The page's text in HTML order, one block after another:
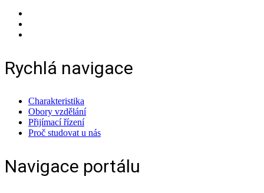
Rychlá navigace
Charakteristika
Obory vzdělání
Přijímací řízení
Proč studovat u nás
Navigace portálu